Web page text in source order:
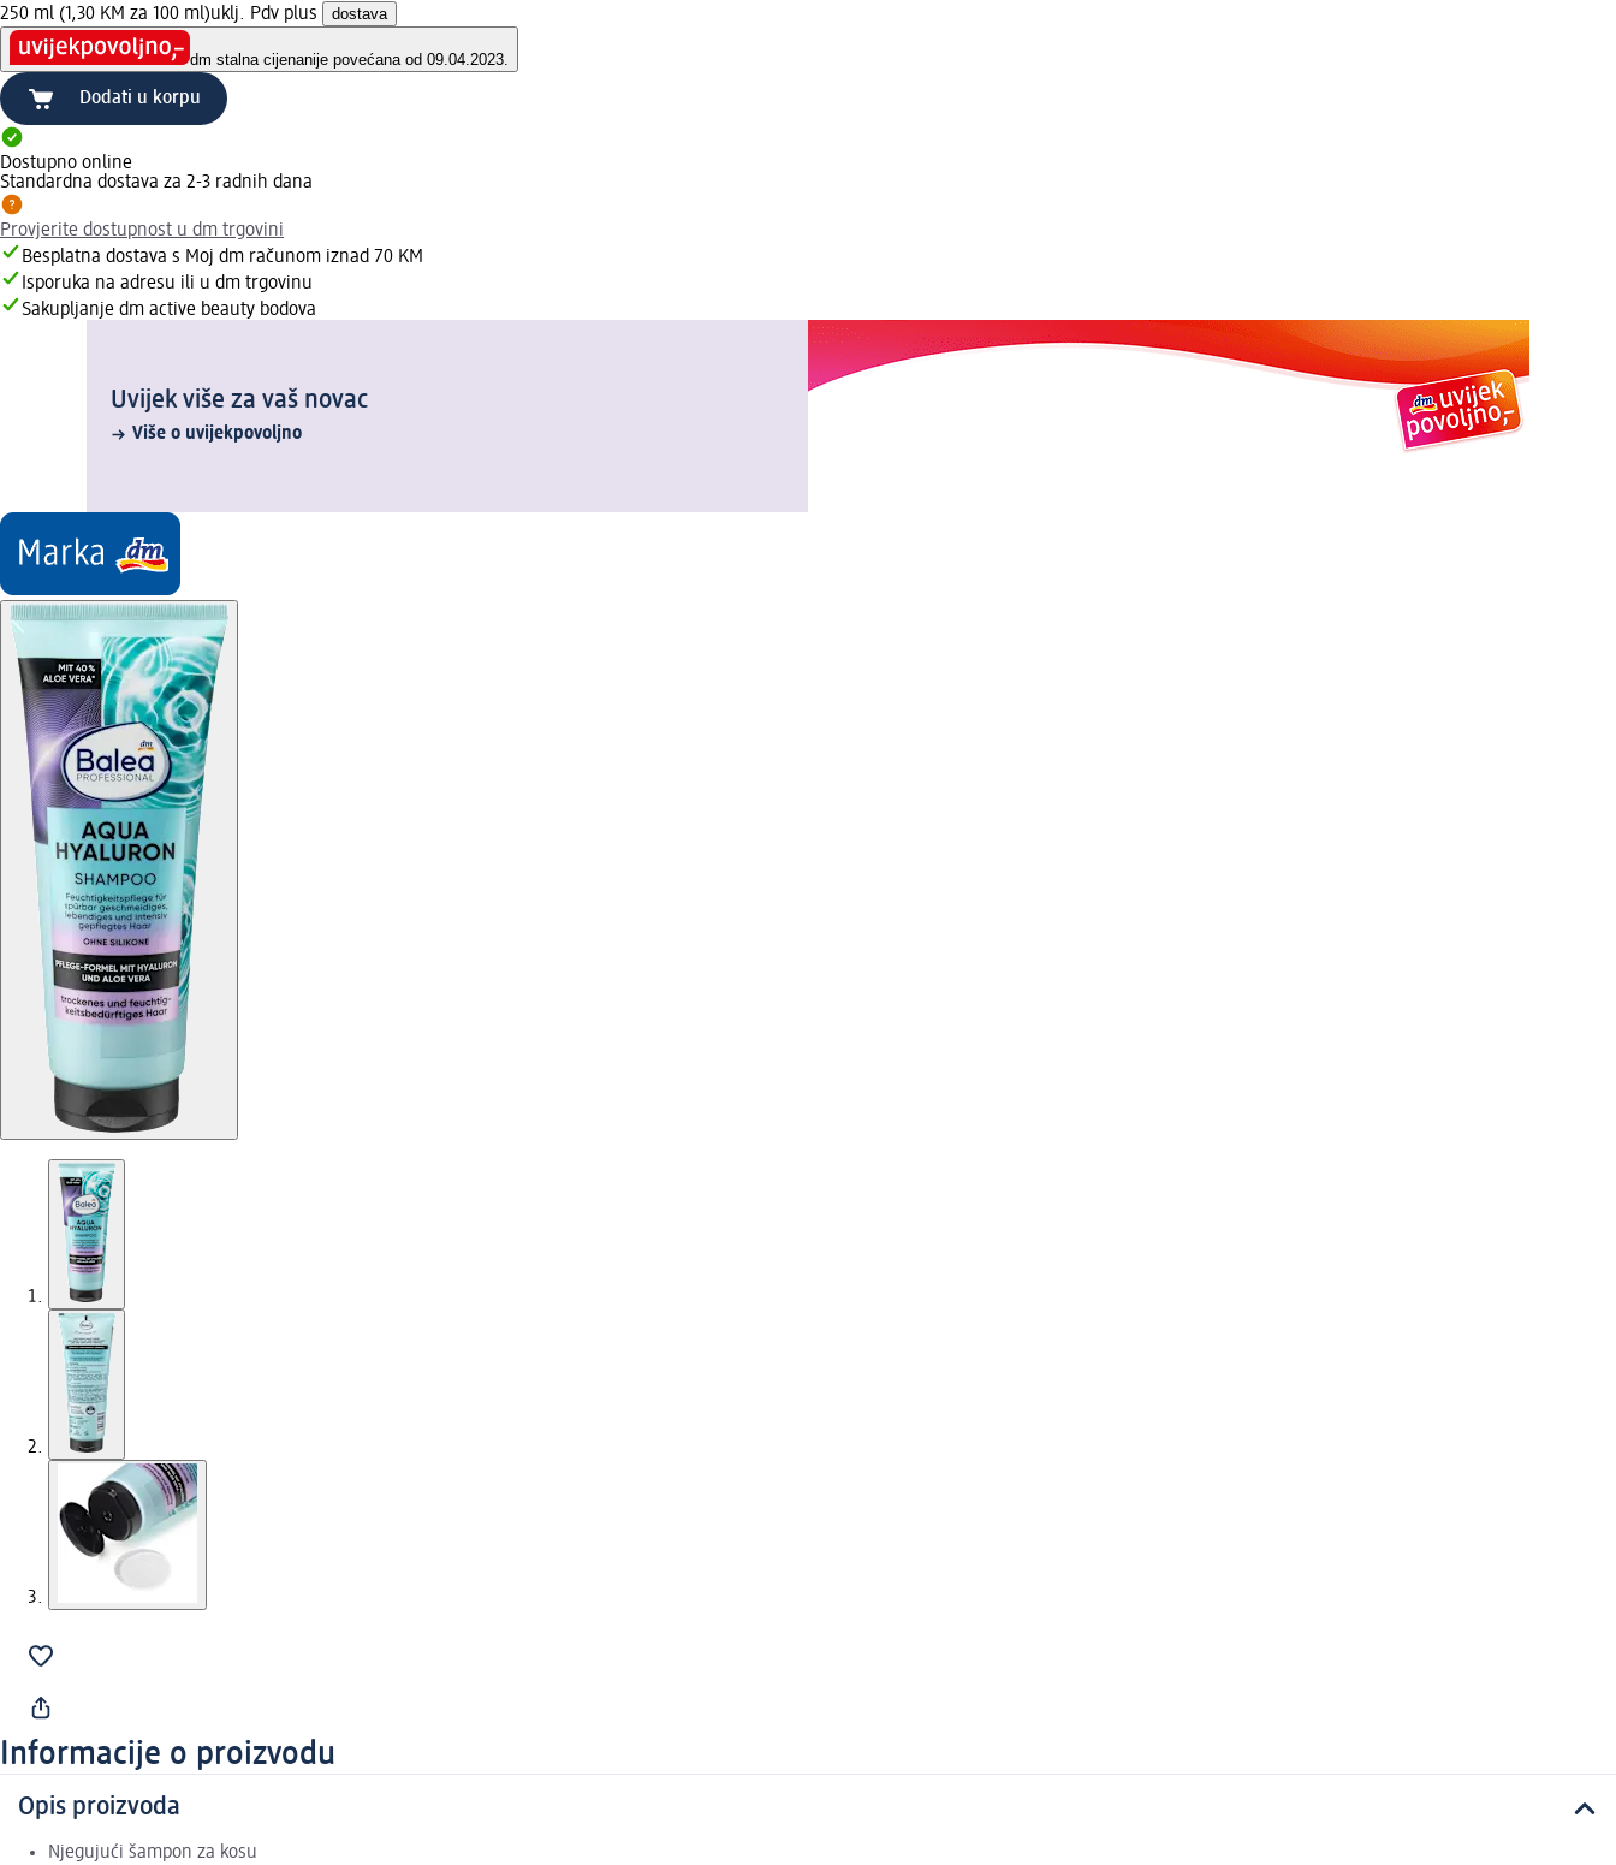
250 ml (1,30 KM za 100 ml)uklj. Pdv plus dostava
dm stalna cijenanije povećana od 09.04.2023.
Dodati u korpu
Dostupno online
Standardna dostava za 2-3 radnih dana
Provjerite dostupnost u dm trgovini
Besplatna dostava s Moj dm računom iznad 70 KM
Isporuka na adresu ili u dm trgovinu
Sakupljanje dm active beauty bodova
Uvijek više za vaš novac
Više o uvijekpovoljno
Informacije o proizvodu
Opis proizvoda
Njegujući šampon za kosu